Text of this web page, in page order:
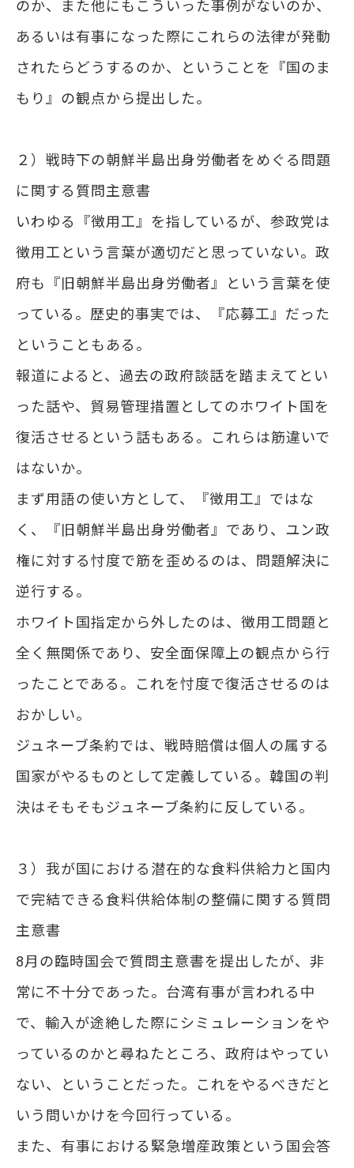
のか、また他にもこういった事例がないのか、
あるいは有事になった際にこれらの法律が発動
されたらどうするのか、ということを『国のま
もり』の観点から提出した。
２）戦時下の朝鮮半島出身労働者をめぐる問題
に関する質問主意書
いわゆる『徴用工』を指しているが、参政党は
徴用工という言葉が適切だと思っていない。政
府も『旧朝鮮半島出身労働者』という言葉を使
っている。歴史的事実では、『応募工』だった
ということもある。
報道によると、過去の政府談話を踏まえてとい
った話や、貿易管理措置としてのホワイト国を
復活させるという話もある。これらは筋違いで
はないか。
まず用語の使い方として、『徴用工』ではな
く、『旧朝鮮半島出身労働者』であり、ユン政
権に対する忖度で筋を歪めるのは、問題解決に
逆行する。
ホワイト国指定から外したのは、徴用工問題と
全く無関係であり、安全面保障上の観点から行
ったことである。これを忖度で復活させるのは
おかしい。
ジュネーブ条約では、戦時賠償は個人の属する
国家がやるものとして定義している。韓国の判
決はそもそもジュネーブ条約に反している。
３）我が国における潜在的な食料供給力と国内
で完結できる食料供給体制の整備に関する質問
主意書
8月の臨時国会で質問主意書を提出したが、非
常に不十分であった。台湾有事が言われる中
で、輸入が途絶した際にシミュレーションをや
っているのかと尋ねたところ、政府はやってい
ない、ということだった。これをやるべきだと
いう問いかけを今回行っている。
また、有事における緊急増産政策という国会答